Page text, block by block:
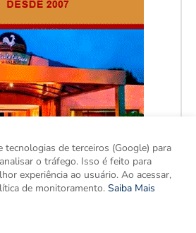
tecnologias de terceiros (Google) para
o tráfego. Isso é feito para
experiência ao usuário. Ao acessar,
de monitoramento. Saiba Mais